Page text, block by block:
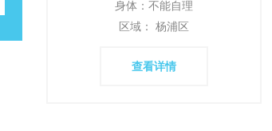
身体：不能自理
区域： 杨浦区
查看详情